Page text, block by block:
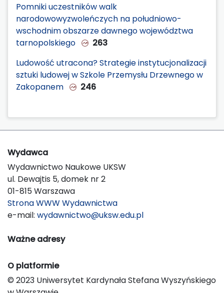
Pomniki uczestników walk
narodowowyzwoleńczych na południowo-
wschodnim obszarze dawnego województwa
tarnopolskiego
263
Ludowość utracona? Strategie instytucjonalizacji
sztuki ludowej w Szkole Przemysłu Drzewnego w
Zakopanem
246
Wydawca
Wydawnictwo Naukowe UKSW
ul. Dewajtis 5, domek nr 2
01-815 Warszawa
Strona WWW Wydawnictwa
e-mail: wydawnictwo@uksw.edu.pl
Ważne adresy
O platformie
© 2023 Uniwersytet Kardynała Stefana Wyszyńskiego